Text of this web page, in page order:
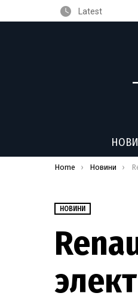
Latest
You are here:
Home Новини
НОВИНИ